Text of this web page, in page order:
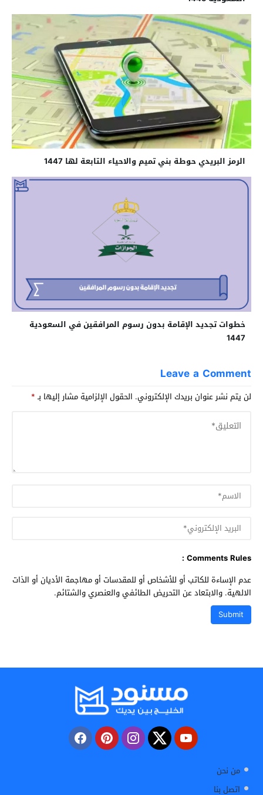
الرمز البريدي حوطة بني تميم والاحياء التابعة لها 1447
خطوات تجديد الإقامة بدون رسوم المرافقين في السعودية
1447
Leave a Comment
لن يتم نشر عنوان بريدك الإلكتروني. الحقول الإلزامية مشار إليها بـ*
Comments Rules :
عدم الإساءة للكاتب أو للأشخاص أو للمقدسات أو مهاجمة الأديان أو الذات
الالهية. والابتعاد عن التحريض الطائفي والعنصري والشتائم.
من نحن
اتصل بنا